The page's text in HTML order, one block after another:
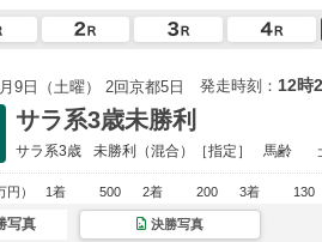
9日（土曜） 2回京都5日 発走時刻： 12時
サラ系3歳未勝利
サラ系3歳 未勝利 （混合）［指定］ 馬齢
円） 1着 500 2着 200 3着 130
写真 決勝写真